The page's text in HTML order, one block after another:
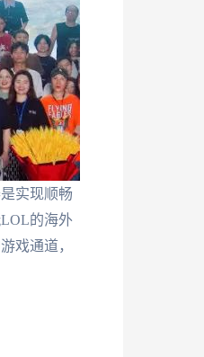
实现顺畅
的海外
戏通道，